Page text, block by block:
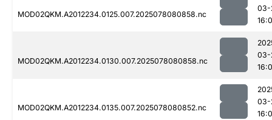
MOD02QKM.A2012234.0125.007.2025078080858.nc
03-
MOD02QKM.A2012234.0130.007.2025078080858.nc
03-
MOD02QKM.A2012234.0135.007.2025078080852.nc
03-